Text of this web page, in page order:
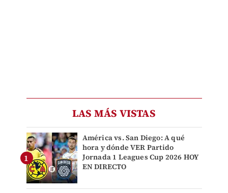
LAS MÁS VISTAS
América vs. San Diego: A qué
hora y dónde VER Partido
Jornada 1 Leagues Cup 2026 HOY
EN DIRECTO